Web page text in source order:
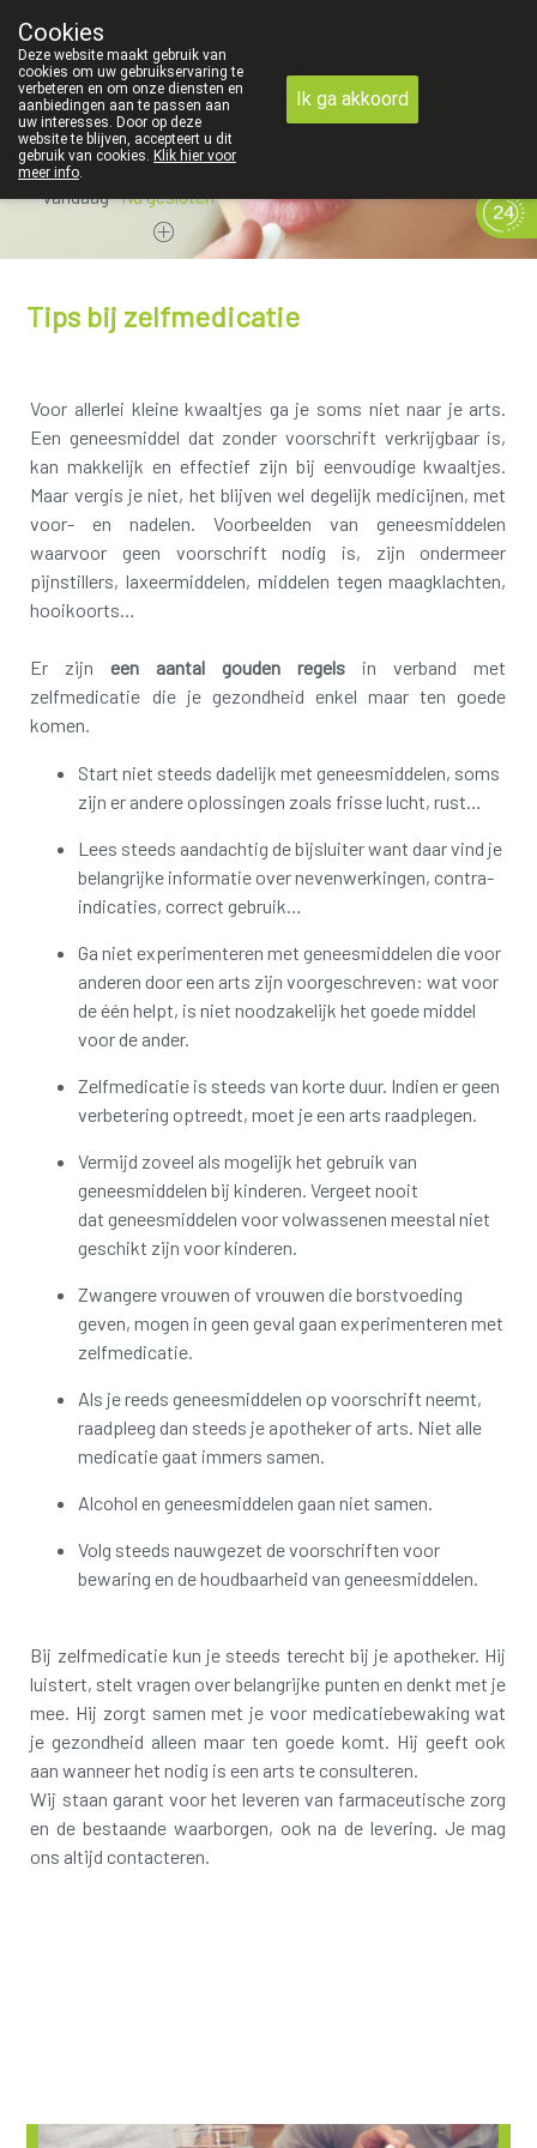
Vandaag Nugesloten
Tips bij zelfmedicatie
Voor allerlei kleine kwaaltjes ga je soms niet naar je arts.
Een geneesmiddel dat zonder voorschrift verkrijgbaar is,
kan makkelijk en effectief zijn bij eenvoudige kwaaltjes.
Maar vergis je niet, het blijven wel degelijk medicijnen, met
voor- en nadelen. Voorbeelden van geneesmiddelen
waarvoor geen voorschrift nodig is, zijn ondermeer
pijnstillers, laxeermiddelen, middelen tegen maagklachten,
hooikoorts…
Er zijneen aantal gouden regels in verband met
zelfmedicatie die je gezondheid enkel maar ten goede
komen.
Start niet steeds dadelijk met geneesmiddelen, soms
zijn er andere oplossingen zoals frisse lucht, rust…
Lees steeds aandachtig de bijsluiter want daar vind je
belangrijke informatie over nevenwerkingen, contra-
indicaties, correct gebruik…
Ga niet experimenteren met geneesmiddelen die voor
anderen door een arts zijn voorgeschreven: wat voor
de één helpt, is niet noodzakelijk het goede middel
voor de ander.
Zelfmedicatie is steeds van korte duur. Indien er geen
verbetering optreedt, moet je een arts raadplegen.
Vermijd zoveel als mogelijk het gebruik van
geneesmiddelen bij kinderen. Vergeet nooit
dat geneesmiddelen voor volwassenen meestal niet
geschikt zijn voor kinderen.
Zwangere vrouwen of vrouwen die borstvoeding
geven, mogen in geen geval gaan experimenteren met
zelfmedicatie.
Als je reeds geneesmiddelen op voorschrift neemt,
raadpleeg dan steeds je apotheker of arts. Niet alle
medicatie gaat immers samen.
Alcohol en geneesmiddelen gaan niet samen.
Volg steeds nauwgezet de voorschriften voor
bewaring en de houdbaarheid van geneesmiddelen.
Bij zelfmedicatie kun je steeds terecht bij je apotheker. Hij
luistert, stelt vragen over belangrijke punten en denkt met je
mee. Hij zorgt samen met je voor medicatiebewaking wat
je gezondheid alleen maar ten goede komt. Hij geeft ook
aan wanneer het nodig is een arts te consulteren.
Wij staan garant voor het leveren van farmaceutische zorg
en de bestaande waarborgen, ook na de levering. Je mag
ons altijd contacteren.
Cookies
Deze website maakt gebruik van
cookies om uw gebruikservaring te
verbeteren en om onze diensten en
aanbiedingen aan te passen aan
uw interesses. Door op deze
website te blijven, accepteert u dit
gebruik van cookies. Klik hier voor
meer info.
Ik ga akkoord